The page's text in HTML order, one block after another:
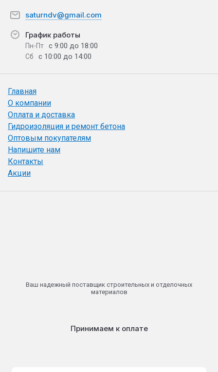
saturndv@gmail.com
График работы
Пн-Пт с 9:00 до 18:00
Сб с 10:00 до 14:00
Главная
О компании
Оплата и доставка
Гидроизоляция и ремонт бетона
Оптовым покупателям
Напишите нам
Контакты
Акции
Ваш надежный поставщик строительных и отделочных
материалов
Принимаем к оплате